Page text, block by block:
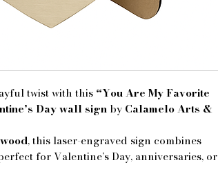
twist with this “You Are My Favorite
Day wall sign by Calamelo Arts &
, this laser-engraved sign combines
for Valentine’s Day, anniversaries, or